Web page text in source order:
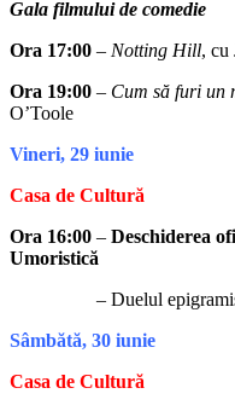
Gala filmului de comedie
Ora 17:00 – Notting Hill, cu
Ora 19:00 – Cum să furi un
O’Toole
Vineri, 29 iunie
Casa de Cultură
Ora 16:00 – Deschiderea
Umoristică
– Duelul
Sâmbătă, 30 iunie
Casa de Cultură